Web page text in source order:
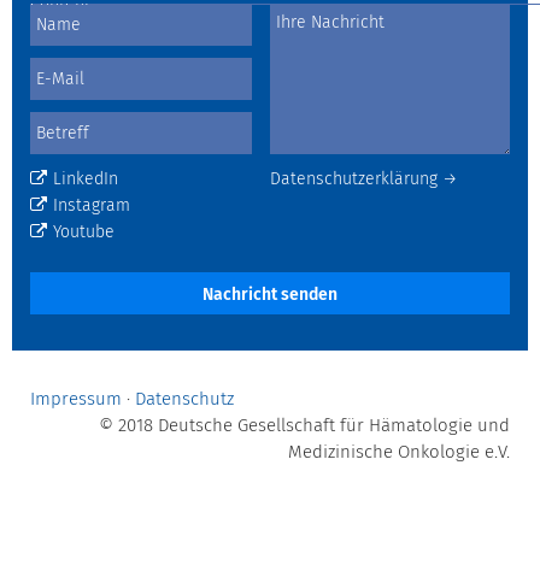
Datenschutzerklärung →
LinkedIn
Instagram
Youtube
Nachricht senden
Impressum · Datenschutz
© 2018 Deutsche Gesellschaft für Hämatologie und
Medizinische Onkologie e.V.